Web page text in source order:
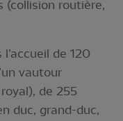
(collision routière,
de 120
vautour
de 255
duc, grand-duc,